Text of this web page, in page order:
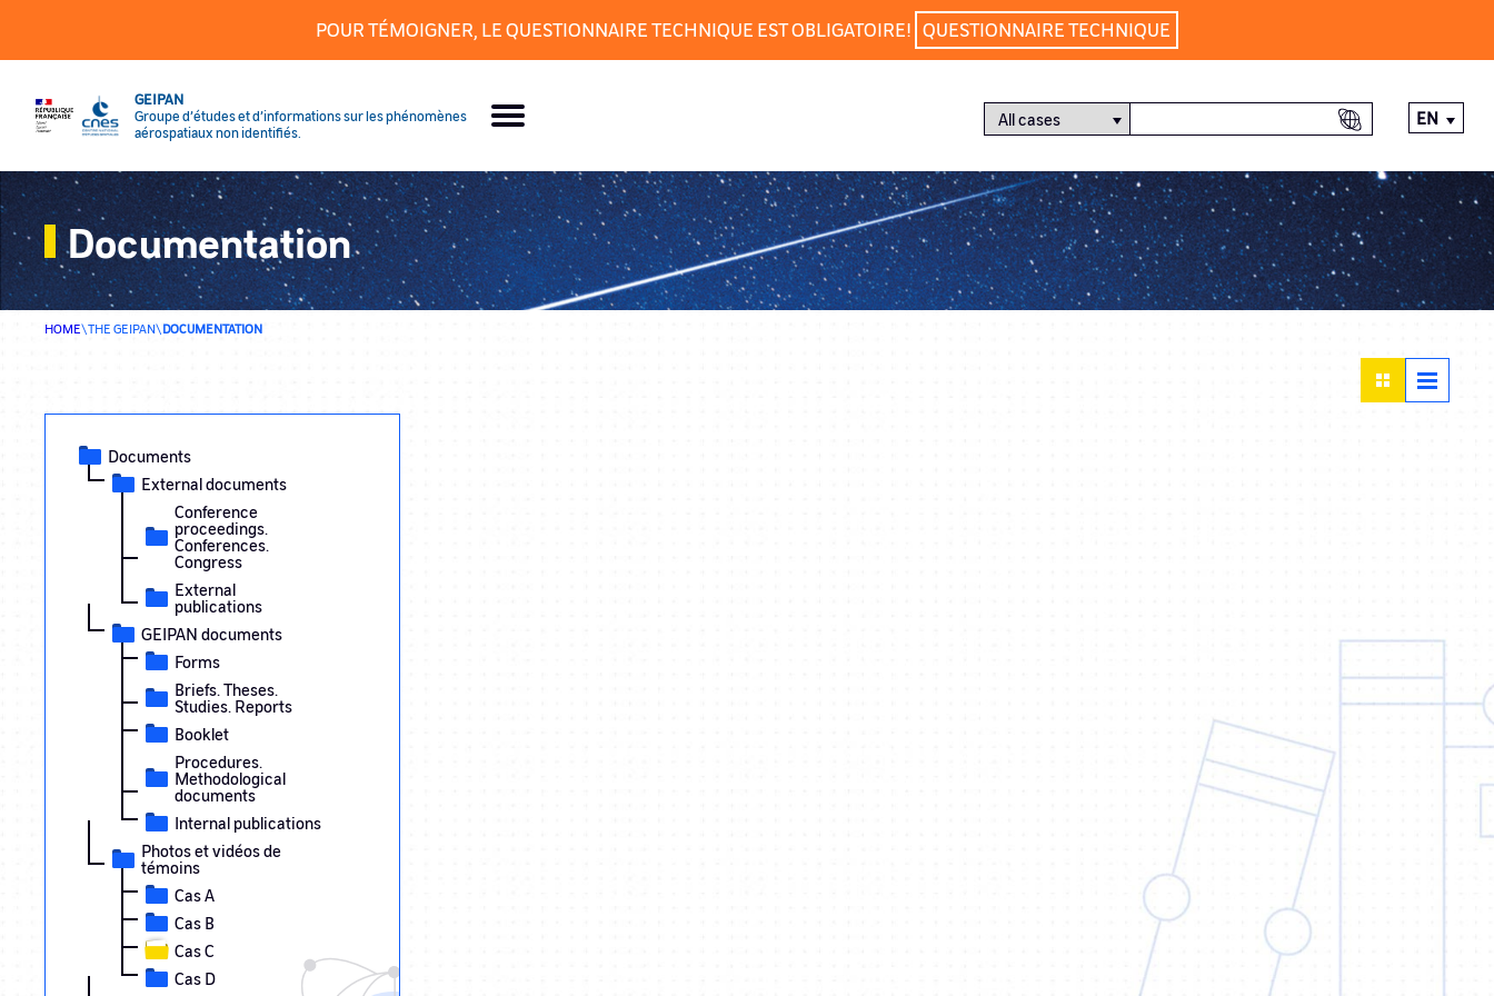
POUR TÉMOIGNER, LE QUESTIONNAIRE TECHNIQUE EST OBLIGATOIRE! QUESTIONNAIRE TECHNIQUE
GEIPAN
Groupe d’études et d’informations sur les phénomènes
aérospatiaux non identifiés.
EN
Documentation
HOME\THE GEIPAN\DOCUMENTATION
Documents
External documents
Conference
proceedings.
Conferences.
Congress
External
publications
GEIPAN documents
Forms
Briefs. Theses.
Studies. Reports
Booklet
Procedures.
Methodological
documents
Internal publications
Photos et vidéos de
témoins
Cas A
Cas B
Cas C
Cas D